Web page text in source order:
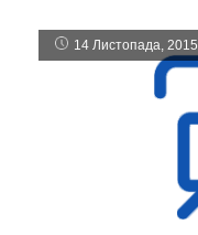
14 Листопада, 2015